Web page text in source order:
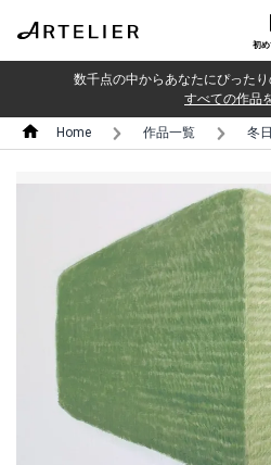
初
数千点の中からあなたにぴった
すべての作品
Home 作品一覧 冬日